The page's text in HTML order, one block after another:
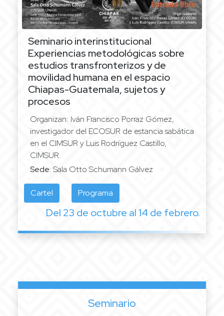
Seminario interinstitucional
Experiencias metodológicas sobre
estudios transfronterizos y de
movilidad humana en el espacio
Chiapas-Guatemala, sujetos y
procesos
Organizan: Iván Francisco Porraz Gómez,
investigador del ECOSUR de estancia sabática
en el CIMSUR y Luis Rodríguez Castillo,
CIMSUR.
Sede: Sala Otto Schumann Gálvez
Cartel Programa
Del 23 de octubre al 14 de febrero.
Seminario